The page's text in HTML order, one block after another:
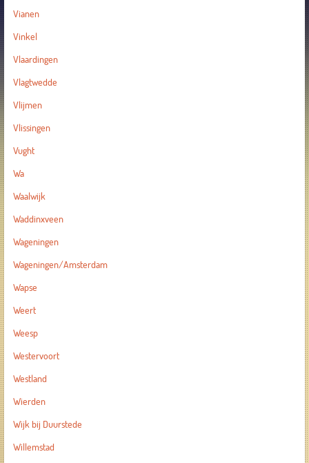
Vianen
Vinkel
Vlaardingen
Vlagtwedde
Vlijmen
Vlissingen
Vught
Wa
Waalwijk
Waddinxveen
Wageningen
Wageningen/Amsterdam
Wapse
Weert
Weesp
Westervoort
Westland
Wierden
Wijk bij Duurstede
Willemstad